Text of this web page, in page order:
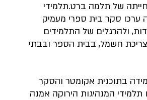
של תלמה ברט.תלמידי
ערכו סקר בית ספרי מעמיק
ולהרגלים של התלמידים
חשמל, בבית הספר ובבתי
בתוכנית אקומטר והסקר
המנהיגות הירוקה אמנה